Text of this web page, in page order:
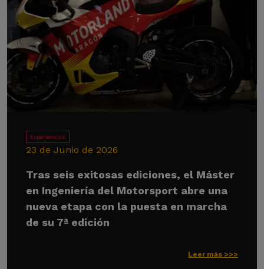
Experiencias
23 de Junio de 2026
Tras seis exitosas ediciones, el Máster
en Ingeniería del Motorsport abre una
nueva etapa con la puesta en marcha
de su 7ª edición
Leer más >>>